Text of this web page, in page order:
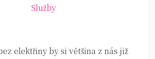
Služby
elektřiny by si většina z nás již